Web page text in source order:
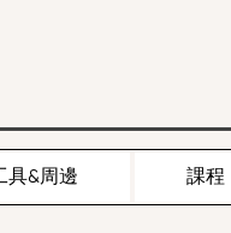
具&周邊 課程